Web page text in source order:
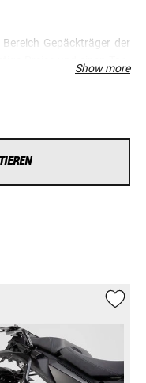
Gepäckträger der
Show more